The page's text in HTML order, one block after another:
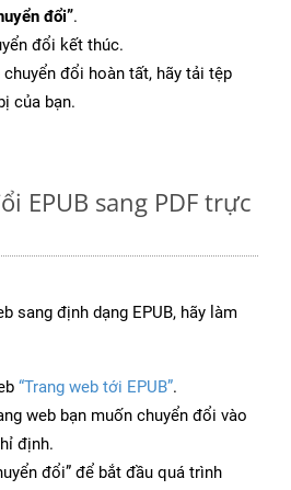
đổi”.
đổi kết thúc.
đổi hoàn tất, hãy tải tệp
của bạn.
EPUB sang PDF trực
sang định dạng EPUB, hãy làm
“Trang web tới EPUB”.
web bạn muốn chuyển đổi vào
định.
đổi” để bắt đầu quá trình